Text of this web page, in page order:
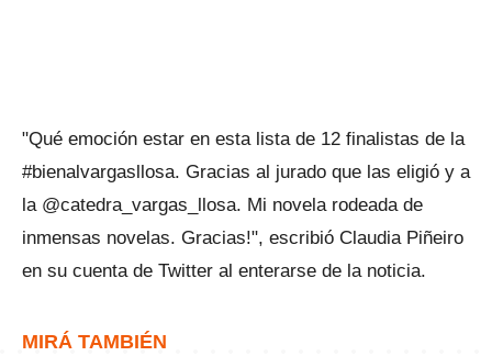
"Qué emoción estar en esta lista de 12 finalistas de la
#bienalvargasllosa. Gracias al jurado que las eligió y a
la @catedra_vargas_llosa. Mi novela rodeada de
inmensas novelas. Gracias!", escribió Claudia Piñeiro
en su cuenta de Twitter al enterarse de la noticia.
MIRÁ TAMBIÉN